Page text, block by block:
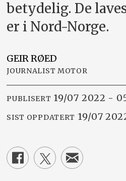
betydelig. De
er i Nord-Norge.
GEIRRØED
JOURNALIST MOTOR
PUBLISERT 19/07 2022 -
SIST OPPDATERT 19/07